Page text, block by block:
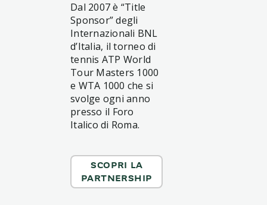
Dal 2007 è “Title
Sponsor” degli
Internazionali BNL
d’Italia, il torneo di
tennis ATP World
Tour Masters 1000
e WTA 1000 che si
svolge ogni anno
presso il Foro
Italico di Roma.
SCOPRI LA
PARTNERSHIP